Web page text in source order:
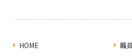
HOME
職